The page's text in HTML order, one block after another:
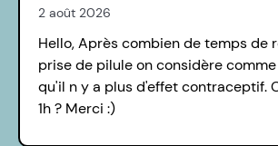
2 août 2026
Hello, Après combien de temps de
prise de pilule on considère
qu'il n y a plus d'effet contraceptif.
1h ? Merci :)